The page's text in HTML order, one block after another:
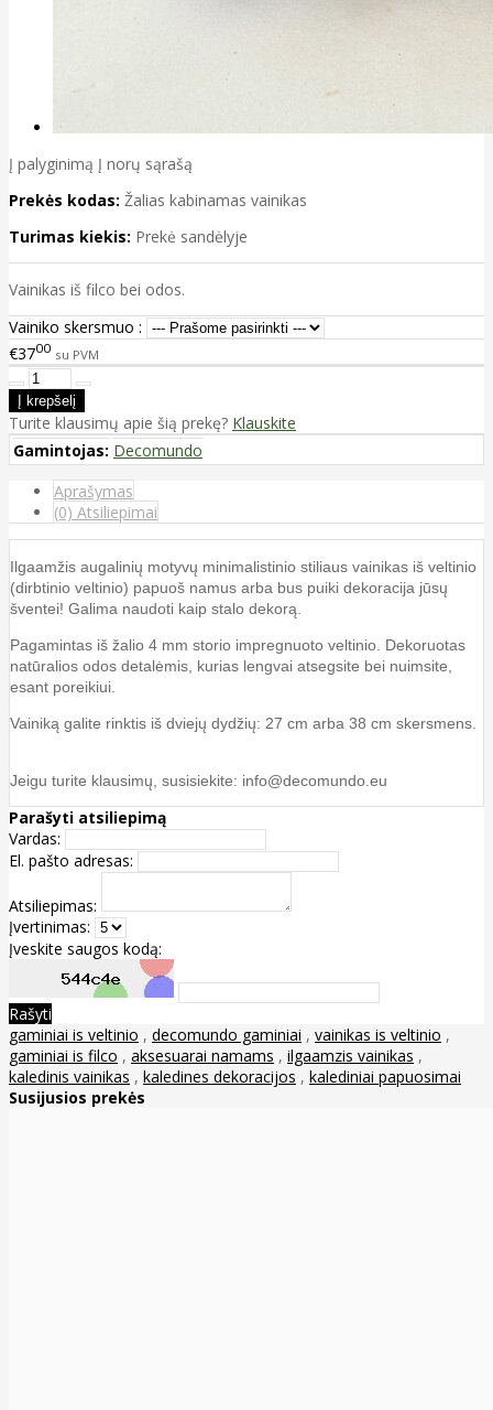
Į palyginimą Į norų sąrašą
Prekės kodas: Žalias kabinamas vainikas
Turimas kiekis: Prekė sandėlyje
Vainikas iš filco bei odos.
Vainiko skersmuo :
€3700 su PVM
Turite klausimų apie šią prekę? Klauskite
Gamintojas: Decomundo
Aprašymas
(0) Atsiliepimai
Ilgaamžis augalinių motyvų minimalistinio stiliaus vainikas iš veltinio
(dirbtinio veltinio) papuoš namus arba bus puiki dekoracija jūsų
šventei! Galima naudoti kaip stalo dekorą.
Pagamintas iš žalio 4 mm storio impregnuoto veltinio. Dekoruotas
natūralios odos detalėmis, kurias lengvai atsegsite bei nuimsite,
esant poreikiui.
Vainiką galite rinktis iš dviejų dydžių: 27 cm arba 38 cm skersmens.
Jeigu turite klausimų, susisiekite: info@decomundo.eu
Parašyti atsiliepimą
Vardas:
El. pašto adresas:
Atsiliepimas:
Įvertinimas:
Įveskite saugos kodą:
Rašyti
gaminiai is veltinio , decomundo gaminiai , vainikas is veltinio ,
gaminiai is filco , aksesuarai namams , ilgaamzis vainikas ,
kaledinis vainikas , kaledines dekoracijos , kalediniai papuosimai
Susijusios prekės